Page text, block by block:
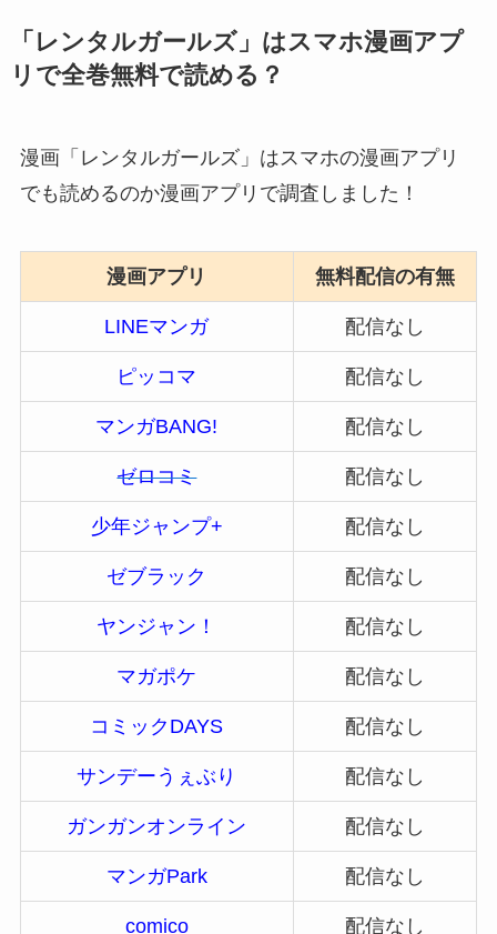
「レンタルガールズ」はスマホ漫画アプ
リで全巻無料で読める？
漫画「レンタルガールズ」はスマホの漫画アプリ
でも読めるのか漫画アプリで調査しました！
漫画アプリ 無料配信の有無
LINEマンガ 配信なし
ピッコマ 配信なし
マンガBANG! 配信なし
ゼロコミ 配信なし
少年ジャンプ+ 配信なし
ゼブラック 配信なし
ヤンジャン！ 配信なし
マガポケ 配信なし
コミックDAYS 配信なし
サンデーうぇぶり 配信なし
ガンガンオンライン 配信なし
マンガPark 配信なし
comico 配信なし